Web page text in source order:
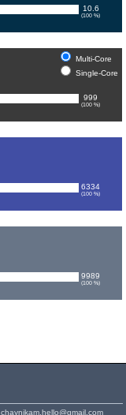
10.6
(100 %)
Multi-Core
Single-Core
999
(100 %)
6334
(100 %)
9989
(100 %)
chaynikam.hello@gmail.com